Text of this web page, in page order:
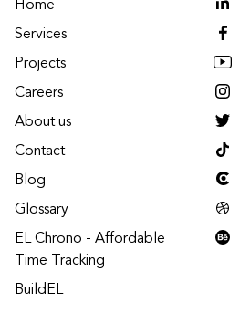
Home
Services
Projects
Careers
About us
Contact
Blog
Glossary
EL Chrono - Affordable
Time Tracking
BuildEL